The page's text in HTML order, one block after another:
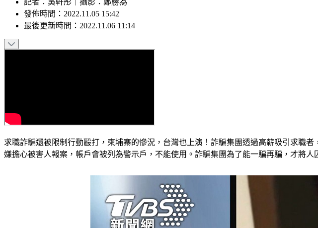
發佈時間： 2022.11.05 15:42
最後更新時間： 2022.11.06 11:14
求職詐騙還被限制行動毆打，柬埔寨的慘況，台灣也上演！詐騙集團透過高薪吸引求職
嫌擔心被害人報案，帳戶會被列為警示戶，不能使用。詐騙集團為了能一騙再騙，才將人